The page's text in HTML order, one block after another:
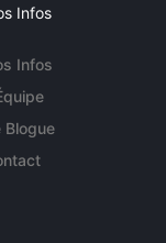
Infos
Infos
Blogue